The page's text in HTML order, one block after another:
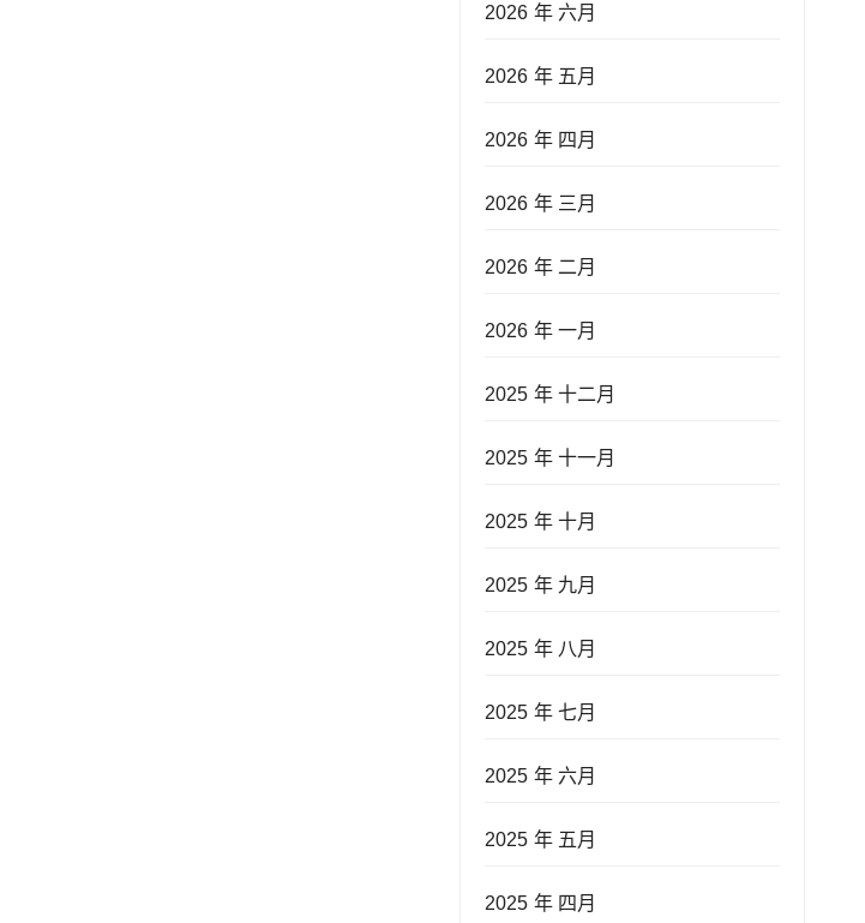
2026 年 六月
2026 年 五月
2026 年 四月
2026 年 三月
2026 年 二月
2026 年 一月
2025 年 十二月
2025 年 十一月
2025 年 十月
2025 年 九月
2025 年 八月
2025 年 七月
2025 年 六月
2025 年 五月
2025 年 四月